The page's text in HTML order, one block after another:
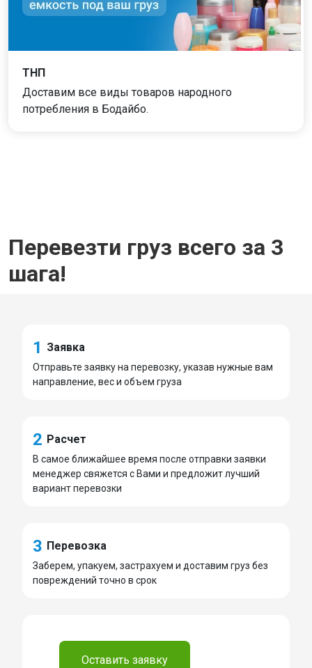
ТНП
Доставим все виды товаров народного
потребления в Бодайбо.
Перевезти груз всего за 3
шага!
1 Заявка
Отправьте заявку на перевозку, указав нужные вам
направление, вес и объем груза
2 Расчет
В самое ближайшее время после отправки заявки
менеджер свяжется с Вами и предложит лучший
вариант перевозки
3 Перевозка
Заберем, упакуем, застрахуем и доставим груз без
повреждений точно в срок
Оставить заявку